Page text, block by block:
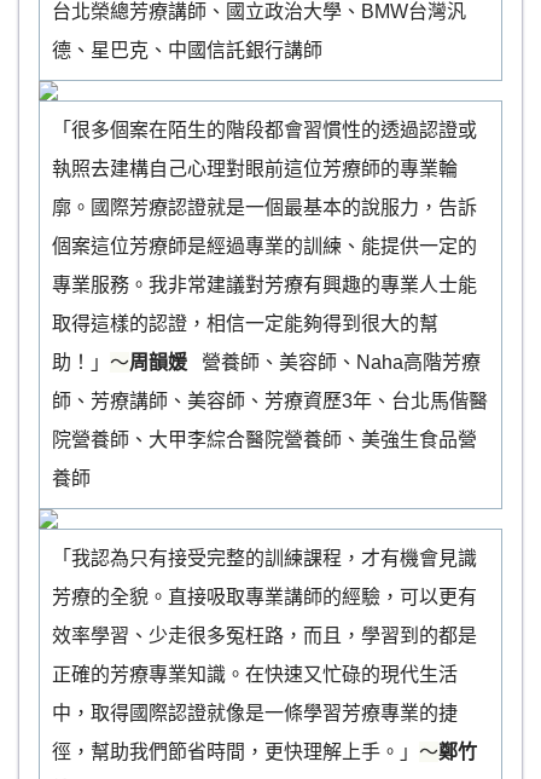
台北榮總芳療講師、國立政治大學、BMW台灣汎
德、星巴克、中國信託銀行講師
「很多個案在陌生的階段都會習慣性的透過認證或
執照去建構自己心理對眼前這位芳療師的專業輪
廓。國際芳療認證就是一個最基本的說服力，告訴
個案這位芳療師是經過專業的訓練、能提供一定的
專業服務。我非常建議對芳療有興趣的專業人士能
取得這樣的認證，相信一定能夠得到很大的幫
助！」 ～周韻媛 營養師、美容師、Naha高階芳療
師、芳療講師、美容師、芳療資歷3年、台北馬偕醫
院營養師、大甲李綜合醫院營養師、美強生食品營
養師
「我認為只有接受完整的訓練課程，才有機會見識
芳療的全貌。直接吸取專業講師的經驗，可以更有
效率學習、少走很多冤枉路，而且，學習到的都是
正確的芳療專業知識。在快速又忙碌的現代生活
中，取得國際認證就像是一條學習芳療專業的捷
徑，幫助我們節省時間，更快理解上手。」 ～鄭竹